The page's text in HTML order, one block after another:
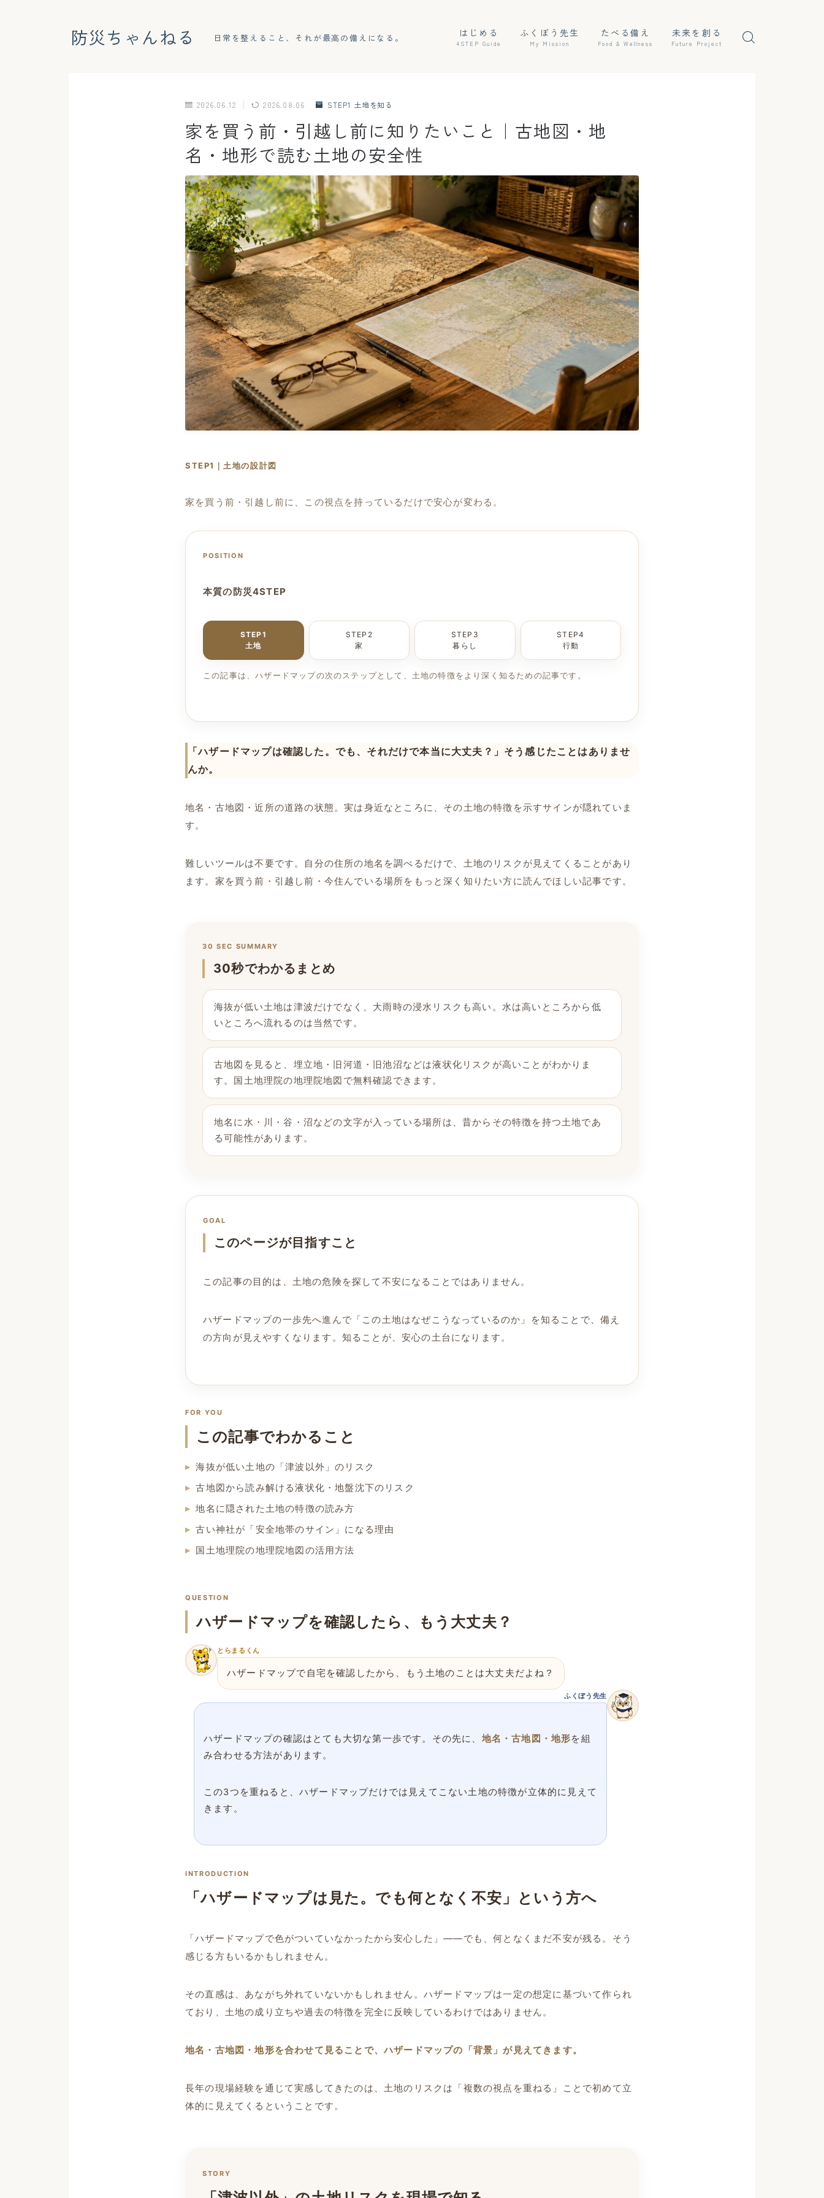
防災ちゃんねる 日常を整えること、それが最高の備えになる。 はじめる
4STEP Guide
ふくぼう先生
My Mission
たべる備え
Food & Wellness
未来を創る
Future Project
2026.06.12 2026.08.06 STEP1 土地を知る
家を買う前・引越し前に知りたいこと｜古地図・地
名・地形で読む土地の安全性
STEP1｜土地の設計図
家を買う前・引越し前に、この視点を持っているだけで安心が変わる。
POSITION
本質の防災4STEP
STEP1
土地
STEP2
家
STEP3
暮らし
STEP4
行動
この記事は、ハザードマップの次のステップとして、土地の特徴をより深く知るための記事です。
「ハザードマップは確認した。でも、それだけで本当に大丈夫？」そう感じたことはありませ
んか。
地名・古地図・近所の道路の状態。実は身近なところに、その土地の特徴を示すサインが隠れていま
す。
難しいツールは不要です。自分の住所の地名を調べるだけで、土地のリスクが見えてくることがあり
ます。家を買う前・引越し前・今住んでいる場所をもっと深く知りたい方に読んでほしい記事です。
30 SEC SUMMARY
30秒でわかるまとめ
海抜が低い土地は津波だけでなく、大雨時の浸水リスクも高い。水は高いところから低
いところへ流れるのは当然です。
古地図を見ると、埋立地・旧河道・旧池沼などは液状化リスクが高いことがわかりま
す。国土地理院の地理院地図で無料確認できます。
地名に水・川・谷・沼などの文字が入っている場所は、昔からその特徴を持つ土地であ
る可能性があります。
GOAL
このページが目指すこと
この記事の目的は、土地の危険を探して不安になることではありません。
ハザードマップの一歩先へ進んで「この土地はなぜこうなっているのか」を知ることで、備え
の方向が見えやすくなります。知ることが、安心の土台になります。
FOR YOU
この記事でわかること
海抜が低い土地の「津波以外」のリスク
古地図から読み解ける液状化・地盤沈下のリスク
地名に隠された土地の特徴の読み方
古い神社が「安全地帯のサイン」になる理由
国土地理院の地理院地図の活用方法
QUESTION
ハザードマップを確認したら、もう大丈夫？
とらまるくん
ハザードマップで自宅を確認したから、もう土地のことは大丈夫だよね？
ふくぼう先生
ハザードマップの確認はとても大切な第一歩です。その先に、 地名・古地図・地形を組
み合わせる方法があります。
この3つを重ねると、ハザードマップだけでは見えてこない土地の特徴が立体的に見えて
きます。
INTRODUCTION
「ハザードマップは見た。でも何となく不安」という方へ
「ハザードマップで色がついていなかったから安心した」——でも、何となくまだ不安が残る。そう
感じる方もいるかもしれません。
その直感は、あながち外れていないかもしれません。ハザードマップは一定の想定に基づいて作られ
ており、土地の成り立ちや過去の特徴を完全に反映しているわけではありません。
地名・古地図・地形を合わせて見ることで、ハザードマップの「背景」が見えてきます。
長年の現場経験を通じて実感してきたのは、土地のリスクは「複数の視点を重ねる」ことで初めて立
体的に見えてくるということです。
STORY